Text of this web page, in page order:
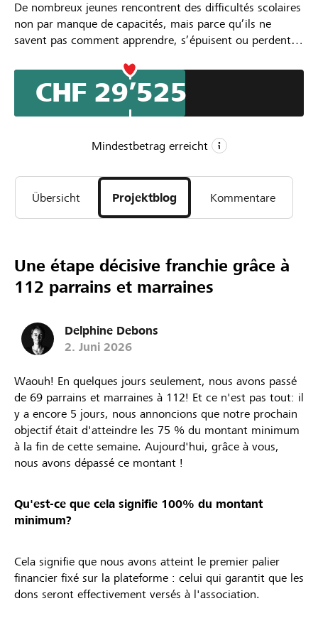
De nombreux jeunes rencontrent des difficultés scolaires
non par manque de capacités, mais parce qu’ils ne
savent pas comment apprendre, s’épuisent ou perdent
scolaire 2026-2027 des accompagnements individuels
afin de les aider à comprendre leur fonctionnement
d’apprentissage, à développer des stratégies adaptées, à
pouvoir aller dans les quartiers ou dans des communes,
nous souhaitons créer l'Atelier nomade, un van
CHF 29’525
Mindestbetrag erreicht
CHF 20’000
Mindestbetrag
CHF 50’000
170
Unterstützungen
Übersicht Projektblog Kommentare
Une étape décisive franchie grâce à
112 parrains et marraines
Delphine Debons
2. Juni 2026
Waouh! En quelques jours seulement, nous avons passé
de 69 parrains et marraines à 112! Et ce n'est pas tout: il
y a encore 5 jours, nous annoncions que notre prochain
objectif était d'atteindre les 75 % du montant minimum
à la fin de cette semaine. Aujourd'hui, grâce à vous,
nous avons dépassé ce montant !
Qu'est-ce que cela signifie 100% du montant
minimum?
Cela signifie que nous avons atteint le premier palier
financier fixé sur la plateforme : celui qui garantit que les
dons seront effectivement versés à l'association.